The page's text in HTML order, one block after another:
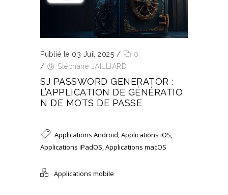
Publié le 03 Juil 2025 /
0
/
Stéphane JAILLIARD
SJ PASSWORD GENERATOR :
L’APPLICATION DE GÉNÉRATIO
N DE MOTS DE PASSE
Applications Android,Applications iOS,
Applications iPadOS,Applications macOS
Applications mobile